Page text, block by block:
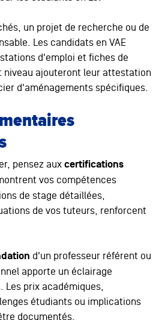
un projet de recherche ou de
Les candidats en VAE
d'emploi et fiches de
niveau ajouteront leur attestation
d'aménagements spécifiques.
pensez aux certifications
vos compétences
de stage détaillées,
de vos tuteurs, renforcent
d'un professeur référent ou
apporte un éclairage
Les prix académiques,
étudiants ou implications
documentés.